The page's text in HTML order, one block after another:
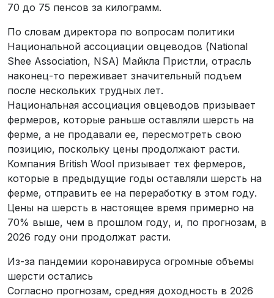
70 до 75 пенсов за килограмм.
По словам директора по вопросам политики
Национальной ассоциации овцеводов (National
Shee Association, NSA) Майкла Пристли, отрасль
наконец-то переживает значительный подъем
после нескольких трудных лет.
Национальная ассоциация овцеводов призывает
фермеров, которые раньше оставляли шерсть на
ферме, а не продавали ее, пересмотреть свою
позицию, поскольку цены продолжают расти.
Компания British Wool призывает тех фермеров,
которые в предыдущие годы оставляли шерсть на
ферме, отправить ее на переработку в этом году.
Цены на шерсть в настоящее время примерно на
70% выше, чем в прошлом году, и, по прогнозам, в
2026 году они продолжат расти.
Из-за пандемии коронавируса огромные объемы
шерсти остались
Согласно прогнозам, средняя доходность в 2026